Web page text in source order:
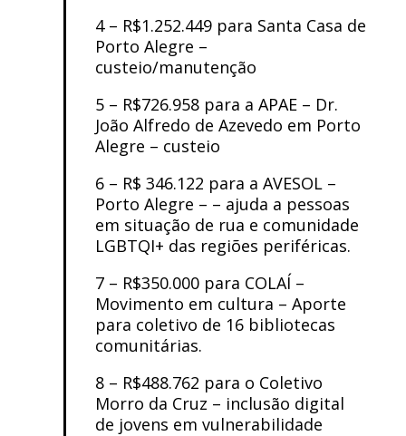
4 – R$1.252.449 para Santa Casa de
Porto Alegre –
custeio/manutenção
5 – R$726.958 para a APAE – Dr.
João Alfredo de Azevedo em Porto
Alegre – custeio
6 – R$ 346.122 para a AVESOL –
Porto Alegre – – ajuda a pessoas
em situação de rua e comunidade
LGBTQI+ das regiões periféricas.
7 – R$350.000 para COLAÍ –
Movimento em cultura – Aporte
para coletivo de 16 bibliotecas
comunitárias.
8 – R$488.762 para o Coletivo
Morro da Cruz – inclusão digital
de jovens em vulnerabilidade